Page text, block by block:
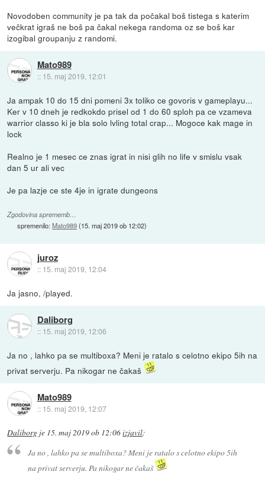
Novodoben community je pa tak da počakal boš tistega s katerim
večkrat igraš ne boš pa čakal nekega randoma oz se boš kar
izogibal groupanju z randomi.
Mato989
:: 15. maj 2019, 12:01
Ja ampak 10 do 15 dni pomeni 3x toliko ce govoris v gameplayu...
Ker v 10 dneh je redkokdo prisel od 1 do 60 sploh pa ce vzameva
warrior classo ki je bla solo lvling total crap... Mogoce kak mage in
lock
Realno je 1 mesec ce znas igrat in nisi glih no life v smislu vsak
dan 5 ur ali vec
Je pa lazje ce ste 4je in igrate dungeons
Zgodovina sprememb…
spremenilo:Mato989(15. maj 2019 ob 12:02)
juroz
:: 15. maj 2019, 12:04
Ja jasno, /played.
Daliborg
:: 15. maj 2019, 12:06
Ja no , lahko pa se multiboxa? Meni je ratalo s celotno ekipo 5ih na
privat serverju. Pa nikogar ne čakaš
Mato989
:: 15. maj 2019, 12:07
Daliborg je 15. maj 2019 ob 12:06izjavil:
Ja no , lahko pa se multiboxa? Meni je ratalo s celotno ekipo 5ih
na privat serverju. Pa nikogar ne čakaš